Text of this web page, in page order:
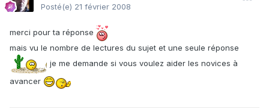
Posté(e) 21 février 2008
merci pour ta réponse
mais vu le nombre de lectures du sujet et une seule réponse
je me demande si vous voulez aider les novices à
avancer